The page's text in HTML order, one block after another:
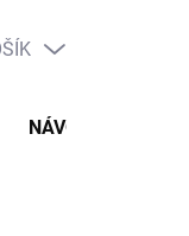
NÁVODY A TIPY